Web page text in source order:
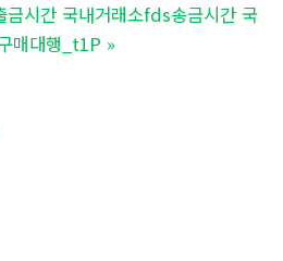
시간 국내거래소fds송금시간 국
매대행_t1P »